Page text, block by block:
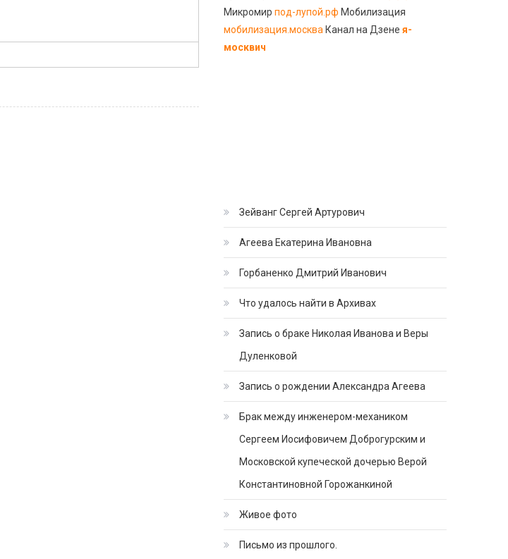
Микромирпод-лупой.рф Мобилизация
мобилизация.москва Канал на Дзене я-
москвич
Зейванг Сергей Артурович
Агеева Екатерина Ивановна
Горбаненко Дмитрий Иванович
Что удалось найти в Архивах
Запись о браке Николая Иванова и Веры
Дуленковой
Запись о рождении Александра Агеева
Брак между инженером-механиком
Сергеем Иосифовичем Доброгурским и
Московской купеческой дочерью Верой
Константиновной Горожанкиной
Живое фото
Письмо из прошлого.